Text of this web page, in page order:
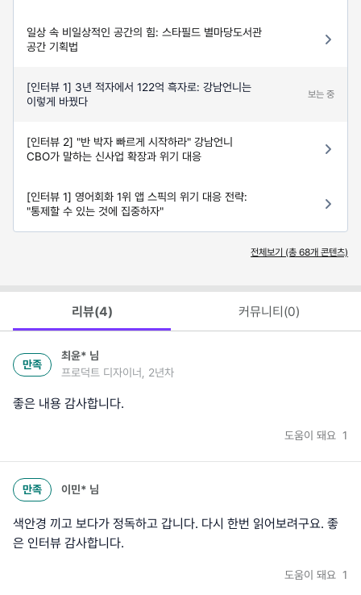
일상 속 비일상적인 공간의 힘: 스타필드 별마당도서관
공간 기획법
[인터뷰 1] 3년 적자에서 122억 흑자로: 강남언니는
이렇게 바꿨다
보는 중
[인터뷰 2] "반 박자 빠르게 시작하라" 강남언니
CBO가 말하는 신사업 확장과 위기 대응
[인터뷰 1] 영어회화 1위 앱 스픽의 위기 대응 전략:
"통제할 수 있는 것에 집중하자"
전체보기 (총 68개 콘텐츠)
리뷰(4) 커뮤니티(0)
만족
최윤* 님
프로덕트 디자이너, 2년차
좋은 내용 감사합니다.
도움이 돼요 1
만족 이민* 님
색안경 끼고 보다가 정독하고 갑니다. 다시 한번 읽어보려구요. 좋
은 인터뷰 감사합니다.
도움이 돼요 1